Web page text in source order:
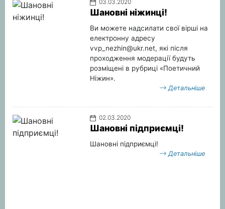
03.03.2020
Шановні ніжинці!
Ви можете надсилати свої вірші на
електронну адресу
vvp_nezhin@ukr.net, які після
проходження модерації будуть
розміщені в рубриці «Поетичний
Ніжин».
Детальніше
02.03.2020
Шановні підприємці!
Шановні підприємці!
Детальніше